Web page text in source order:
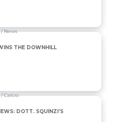
/ News
THE DOWNHILL
/ Calcio
DOTT. SQUINZI’S